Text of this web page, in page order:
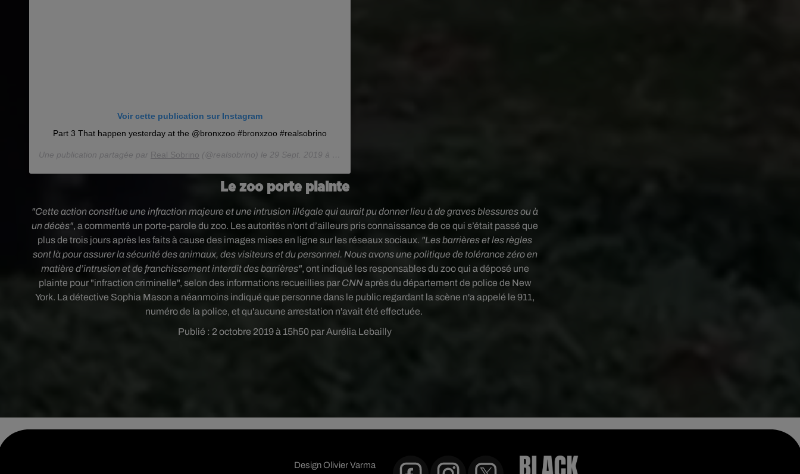
Publié : 2 octobre 2019 à 15h50 par Aurélia Lebailly
Voir cette publication sur Instagram
Part 3 That happen yesterday at the @bronxzoo #bronxzoo #realsobrino
Une publication partagée par Real Sobrino (@realsobrino) le 29 Sept. 2019 à 6 :49 PDT
Le zoo porte plainte
"Cette action constitue une infraction majeure et une intrusion illégale qui aurait pu donner lieu à de graves blessures ou à
un décès", a commenté un porte-parole du zoo. Les autorités n’ont d’ailleurs pris connaissance de ce qui s’était passé que
plus de trois jours après les faits à cause des images mises en ligne sur les réseaux sociaux. "Les barrières et les règles
sont là pour assurer la sécurité des animaux, des visiteurs et du personnel. Nous avons une politique de tolérance zéro en
matière d’intrusion et de franchissement interdit des barrières", ont indiqué les responsables du zoo qui a déposé une
plainte pour "infraction criminelle", selon des informations recueillies par CNNaprès du département de police de New
York. La détective Sophia Mason a néanmoins indiqué que personne dans le public regardant la scène n'a appelé le 911,
numéro de la police, et qu'aucune arrestation n'avait été effectuée.
DesignOlivier Varma